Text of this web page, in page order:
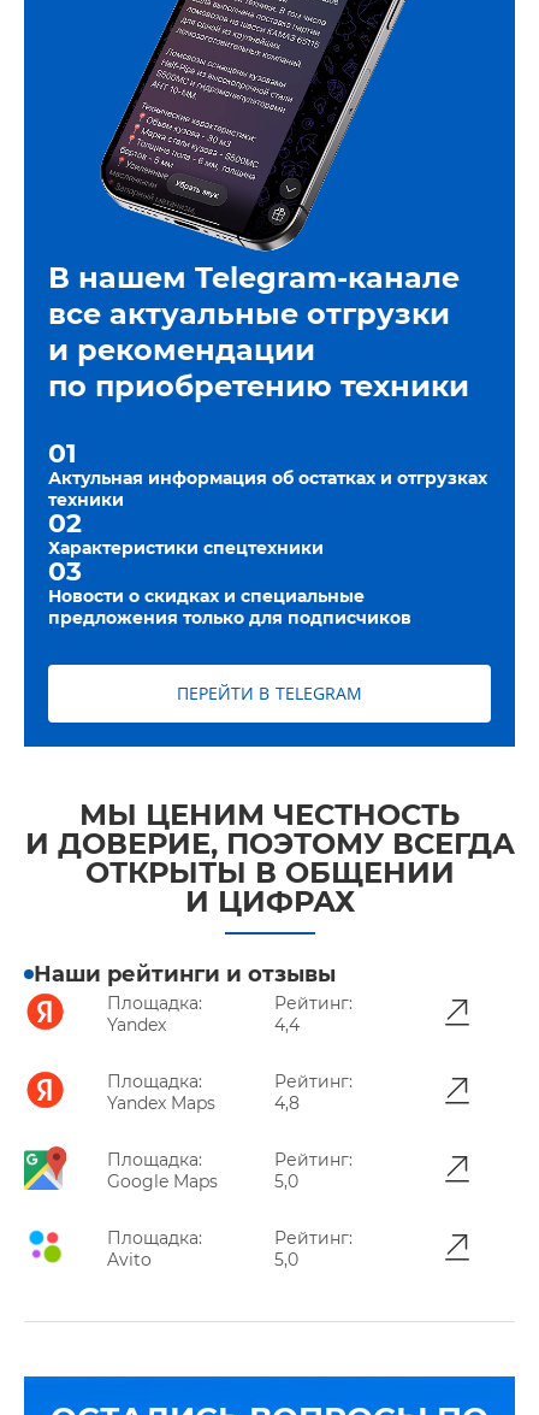
В нашем Telegram-канале
все актуальные отгрузки
и рекомендации
по приобретению техники
01
Актульная информация об остатках и отгрузках
техники
02
Характеристики спецтехники
03
Новости о скидках и специальные
предложения только для подписчиков
ПЕРЕЙТИ В TELEGRAM
МЫ ЦЕНИМ ЧЕСТНОСТЬ
И ДОВЕРИЕ, ПОЭТОМУ ВСЕГДА
ОТКРЫТЫ В ОБЩЕНИИ
И ЦИФРАХ
Наши рейтинги и отзывы
Площадка:
Yandex
Рейтинг:
4,4
Площадка:
Yandex Maps
Рейтинг:
4,8
Площадка:
Google Maps
Рейтинг:
5,0
Площадка:
Avito
Рейтинг:
5,0